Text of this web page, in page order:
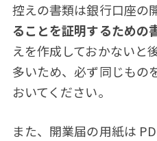
控えの書類は銀行口座の
ることを証明するための
えを作成しておかないと
多いため、必ず同じもの
おいてください。
また、開業届の用紙は